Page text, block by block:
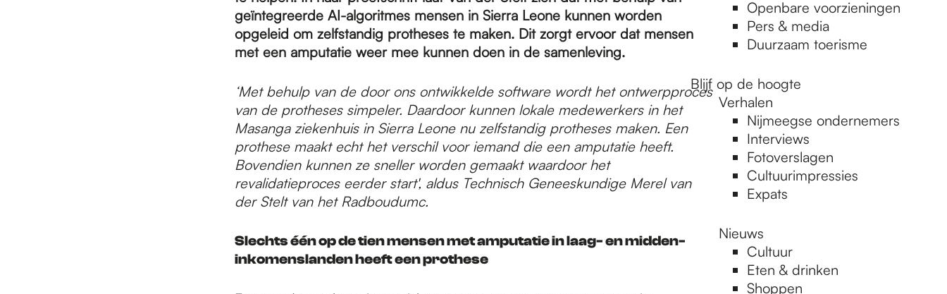
Openbare voorzieningen
Pers & media
Duurzaam toerisme
Blijf op de hoogte
Verhalen
Nijmeegse ondernemers
Interviews
Fotoverslagen
Cultuurimpressies
Expats
Nieuws
Cultuur
Eten & drinken
Shoppen
geïntegreerde AI-algoritmes mensen in Sierra Leone kunnen worden
opgeleid om zelfstandig protheses te maken. Dit zorgt ervoor dat mensen
met een amputatie weer mee kunnen doen in de samenleving.
‘Met behulp van de door ons ontwikkelde software wordt het ontwerpproces
van de protheses simpeler. Daardoor kunnen lokale medewerkers in het
Masanga ziekenhuis in Sierra Leone nu zelfstandig protheses maken. Een
prothese maakt echt het verschil voor iemand die een amputatie heeft.
Bovendien kunnen ze sneller worden gemaakt waardoor het
revalidatieproces eerder start', aldus Technisch Geneeskundige Merel van
der Stelt van het Radboudumc.
Slechts één op de tien mensen met amputatie in laag- en midden-
inkomenslanden heeft een prothese